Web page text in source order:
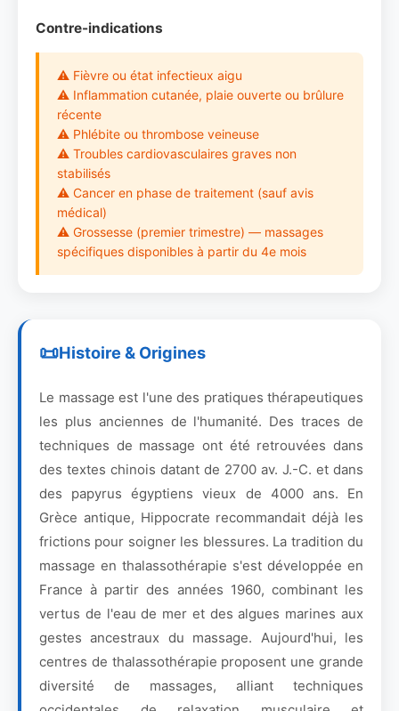
Contre-indications
⚠ Fièvre ou état infectieux aigu
⚠ Inflammation cutanée, plaie ouverte ou brûlure
récente
⚠ Phlébite ou thrombose veineuse
⚠ Troubles cardiovasculaires graves non
stabilisés
⚠ Cancer en phase de traitement (sauf avis
médical)
⚠ Grossesse (premier trimestre) — massages
spécifiques disponibles à partir du 4e mois
Histoire & Origines
Le massage est l'une des pratiques thérapeutiques
les plus anciennes de l'humanité. Des traces de
techniques de massage ont été retrouvées dans
des textes chinois datant de 2700 av. J.-C. et dans
des papyrus égyptiens vieux de 4000 ans. En
Grèce antique, Hippocrate recommandait déjà les
frictions pour soigner les blessures. La tradition du
massage en thalassothérapie s'est développée en
France à partir des années 1960, combinant les
vertus de l'eau de mer et des algues marines aux
gestes ancestraux du massage. Aujourd'hui, les
centres de thalassothérapie proposent une grande
diversité de massages, alliant techniques